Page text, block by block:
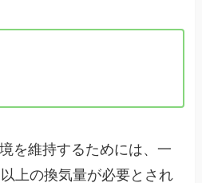
を維持するためには、一
上の換気量が必要とされ